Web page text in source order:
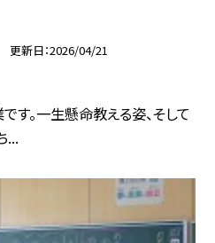
更新日 2026/04/21
。一生懸命教える姿、そして
...